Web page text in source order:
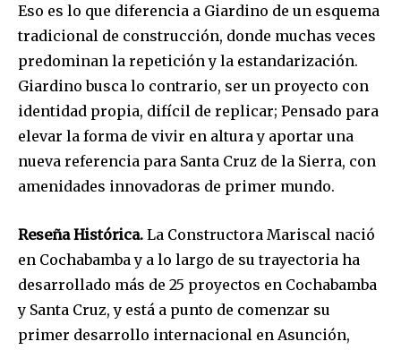
Eso es lo que diferencia a Giardino de un esquema
tradicional de construcción, donde muchas veces
predominan la repetición y la estandarización.
Giardino busca lo contrario, ser un proyecto con
identidad propia, difícil de replicar; Pensado para
elevar la forma de vivir en altura y aportar una
nueva referencia para Santa Cruz de la Sierra, con
amenidades innovadoras de primer mundo.
Reseña Histórica. La Constructora Mariscal nació
en Cochabamba y a lo largo de su trayectoria ha
desarrollado más de 25 proyectos en Cochabamba
y Santa Cruz, y está a punto de comenzar su
primer desarrollo internacional en Asunción,